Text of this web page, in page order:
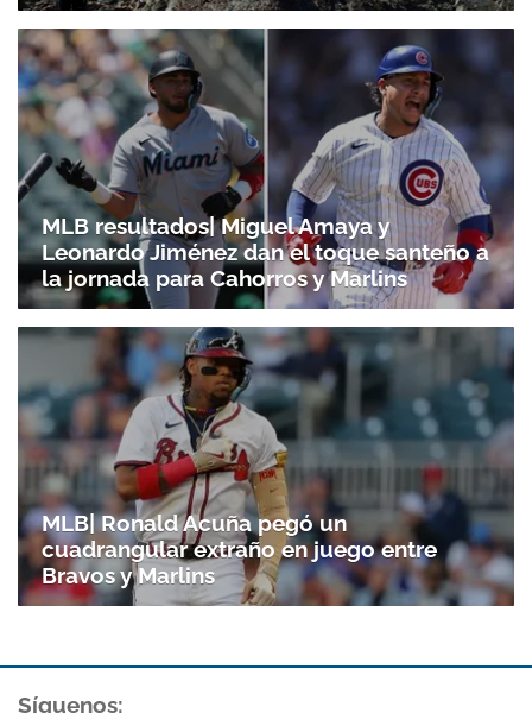
MLB resultados| Miguel Amaya y
Leonardo Jiménez dan el toque santeño a
la jornada para Cahorros y Marlins
MLB| Ronald Acuña pegó un
cuadrangular extraño en juego entre
Bravos y Marlins
Síguenos: